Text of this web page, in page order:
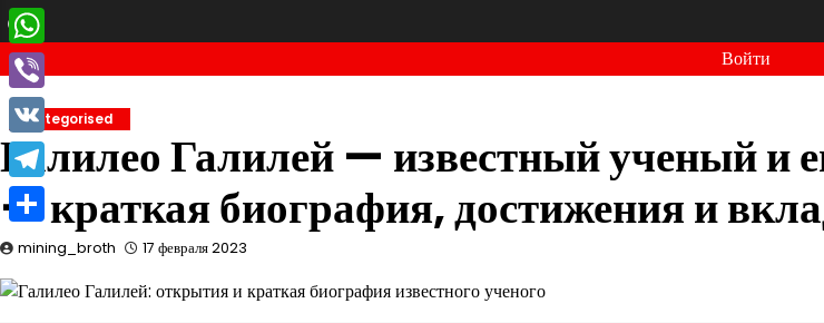
Войти
Uncategorised
Галилео Галилей — известный ученый и
— краткая биография, достижения и
mining_broth 17 февраля 2023
Odnoklassniki
WhatsApp
Viber
VK
Telegram
Отправить